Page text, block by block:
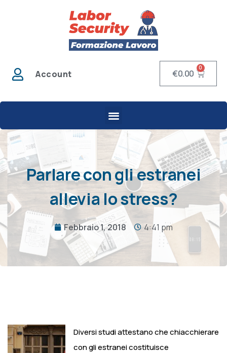
Account €0.00
0
Parlare con gli estranei
allevia lo stress?
Febbraio 1, 2018 4:41 pm
Diversi studi attestano che chiacchierare
con gli estranei costituisce